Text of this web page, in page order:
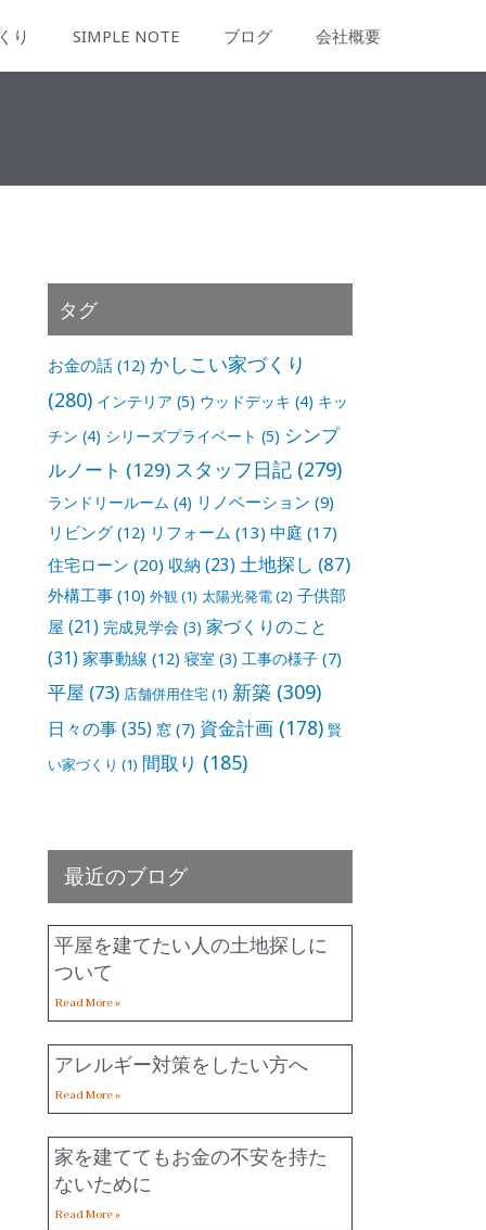
り SIMPLE NOTE ブログ 会社概要
タグ
お金の話 (12) かしこい家づくり
(280) インテリア (5) ウッドデッキ (4) キッ
チン (4) シリーズプライベート (5) シンプ
ルノート (129) スタッフ日記 (279)
ランドリールーム (4) リノベーション (9)
リビング (12) リフォーム (13) 中庭 (17)
住宅ローン (20) 収納 (23) 土地探し (87)
外構工事 (10) 外観(1) 太陽光発電(2) 子供部
屋 (21) 完成見学会 (3) 家づくりのこと
(31) 家事動線 (12) 寝室 (3) 工事の様子 (7)
平屋 (73) 店舗併用住宅(1) 新築 (309)
日々の事(35) 窓 (7) 資金計画 (178) 賢
い家づくり (1) 間取り (185)
最近のブログ
平屋を建てたい人の土地探しに
ついて
Read More »
アレルギー対策をしたい方へ
Read More »
家を建ててもお金の不安を持た
ないために
Read More »